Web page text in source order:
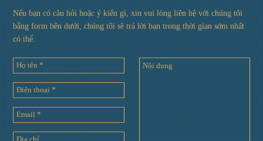
Nếu bạn có câu hỏi hoặc ý kiến gì, xin vui lòng liên hệ với chúng tôi
bằng form bên dưới, chúng tôi sẽ trả lời bạn trong thời gian sớm nhất
có thể.